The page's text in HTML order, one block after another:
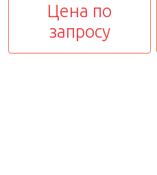
Цена по
запросу